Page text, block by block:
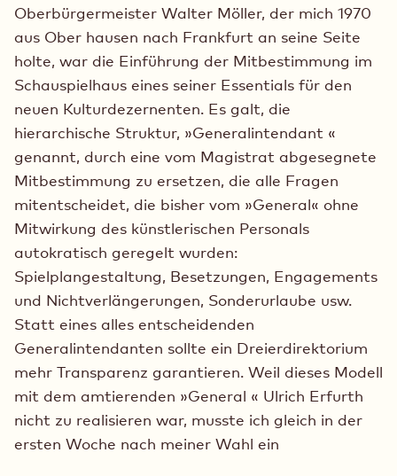
Oberbürgermeister Walter Möller, der mich 1970
aus Ober hausen nach Frankfurt an seine Seite
holte, war die Einführung der Mitbestimmung im
Schauspielhaus eines seiner Essentials für den
neuen Kulturdezernenten. Es galt, die
hierarchische Struktur, »Generalintendant «
genannt, durch eine vom Magistrat abgesegnete
Mitbestimmung zu ersetzen, die alle Fragen
mitentscheidet, die bisher vom »General« ohne
Mitwirkung des künstlerischen Personals
autokratisch geregelt wurden:
Spielplangestaltung, Besetzungen, Engagements
und Nichtverlängerungen, Sonderurlaube usw.
Statt eines alles entscheidenden
Generalintendanten sollte ein Dreierdirektorium
mehr Transparenz garantieren. Weil dieses Modell
mit dem amtierenden »General « Ulrich Erfurth
nicht zu realisieren war, musste ich gleich in der
ersten Woche nach meiner Wahl ein